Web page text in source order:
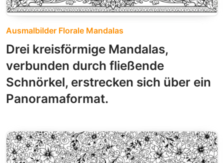
Ausmalbilder Florale Mandalas
Drei kreisförmige Mandalas,
verbunden durch fließende
Schnörkel, erstrecken sich über ein
Panoramaformat.